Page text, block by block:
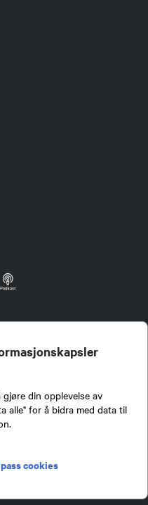
din opplevelse av
alle" for å bidra med data til
cookies
formidling av kunnskap om jakt og
men har et sterkt jakt-, fiske-, og
har ansvar for innhold de